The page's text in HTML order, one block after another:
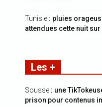
Tunisie : pluies
attendues cette nuit
Les +
Sousse : une
prison pour contenus